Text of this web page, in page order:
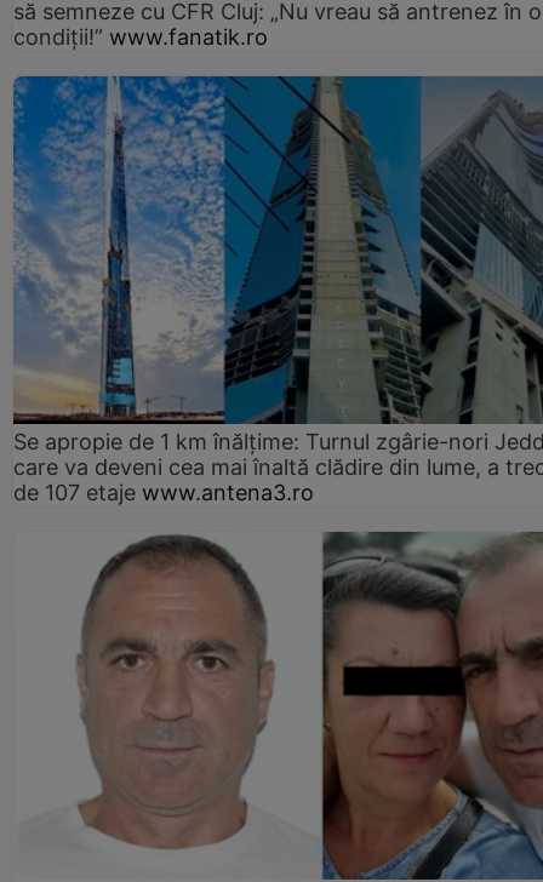
să semneze cu CFR Cluj: „Nu vreau să antrenez în
condiții!” www.fanatik.ro
Se apropie de 1 km înălțime: Turnul zgârie-nori
care va deveni cea mai înaltă clădire din lume, a
de 107 etaje www.antena3.ro